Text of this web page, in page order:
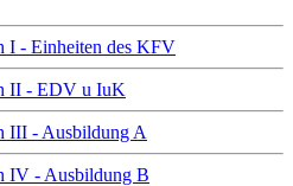
I - Einheiten des KFV
II - EDV u IuK
III - Ausbildung A
IV - Ausbildung B